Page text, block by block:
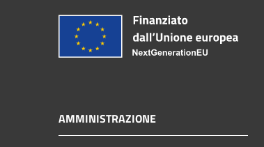
AMMINISTRAZIONE